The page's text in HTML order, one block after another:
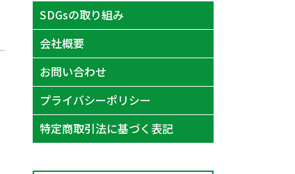
SDGsの取り組み
会社概要
お問い合わせ
プライバシーポリシー
特定商取引法に基づく表記